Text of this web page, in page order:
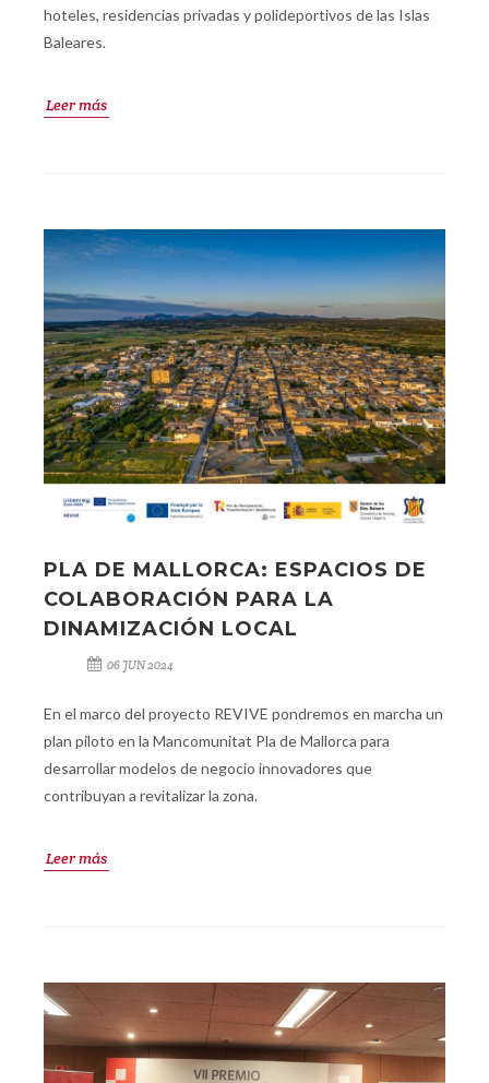
hoteles, residencias privadas y polideportivos de las Islas
Baleares.
Leer más
PLA DE MALLORCA: ESPACIOS DE
COLABORACIÓN PARA LA
DINAMIZACIÓN LOCAL
06 JUN 2024
En el marco del proyecto REVIVE pondremos en marcha un
plan piloto en la Mancomunitat Pla de Mallorca para
desarrollar modelos de negocio innovadores que
contribuyan a revitalizar la zona.
Leer más